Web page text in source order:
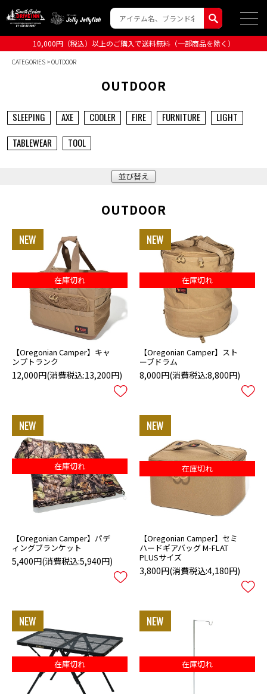
10,000円（税込）以上のご購入で送料無料（一部商品を除く）
CATEGORIES > OUTDOOR
OUTDOOR
SLEEPING AXE COOLER FIRE FURNITURE
LIGHT
TABLEWEAR
TOOL
並び替え
OUTDOOR
【Oregonian Camper】キャ
ンプトランク
在庫切れ
12,000円(消費税込:13,200円)
【Oregonian Camper】スト
ーブドラム
在庫切れ
8,000円(消費税込:8,800円)
【Oregonian Camper】パデ
ィングブランケット
在庫切れ
5,400円(消費税込:5,940円)
【Oregonian Camper】セミ
ハードギアバッグ M-FLAT
PLUSサイズ
在庫切れ
3,800円(消費税込:4,180円)
在庫切れ 在庫切れ